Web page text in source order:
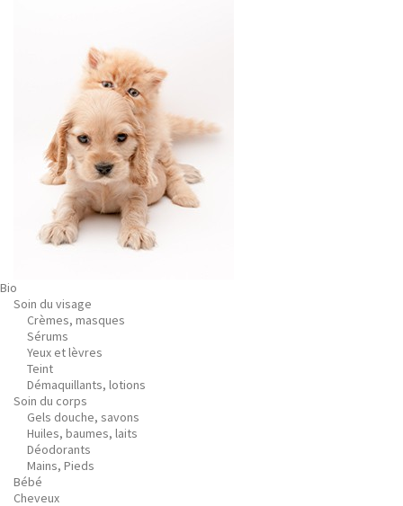
Bio
Soin du visage
Crèmes, masques
Sérums
Yeux et lèvres
Teint
Démaquillants, lotions
Soin du corps
Gels douche, savons
Huiles, baumes, laits
Déodorants
Mains, Pieds
Bébé
Cheveux